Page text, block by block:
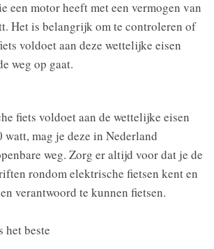
een motor heeft met een vermogen van
Het is belangrijk om te controleren of
voldoet aan deze wettelijke eisen
weg op gaat.
fiets voldoet aan de wettelijke eisen
mag je deze in Nederland
weg. Zorg er altijd voor dat je de
rondom elektrische fietsen kent en
verantwoord te kunnen fietsen.